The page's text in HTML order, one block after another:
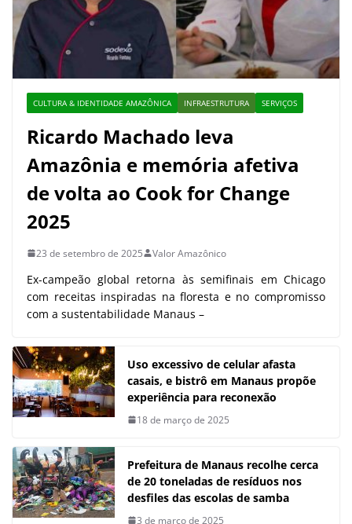
CULTURA & IDENTIDADE AMAZÔNICA INFRAESTRUTURA SERVIÇOS
Ricardo Machado leva
Amazônia e memória afetiva
de volta ao Cook for Change
2025
23 de setembro de 2025 Valor Amazônico
Ex-campeão global retorna às semifinais em Chicago
com receitas inspiradas na floresta e no compromisso
com a sustentabilidade Manaus –
Uso excessivo de celular afasta
casais, e bistrô em Manaus propõe
experiência para reconexão
18 de março de 2025
Prefeitura de Manaus recolhe cerca
de 20 toneladas de resíduos nos
desfiles das escolas de samba
3 de março de 2025